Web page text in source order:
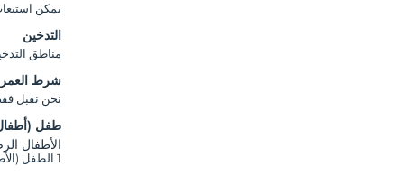
يمكن استيعاب
التدخين
مناطق
شرط
نحن نقبل فقط
طفل
الأطفال
1 الطفل (الأطفال) الذين تقل أعمارهم عن 6 مجانيون لكل غرفة